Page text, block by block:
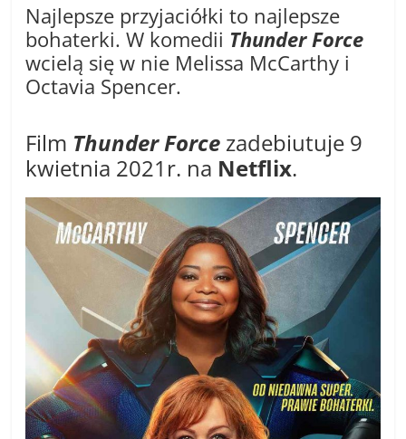
Najlepsze przyjaciółki to najlepsze
bohaterki. W komedii Thunder Force
wcielą się w nie Melissa McCarthy i
Octavia Spencer.
Film Thunder Force zadebiutuje 9
kwietnia 2021r. na Netflix.